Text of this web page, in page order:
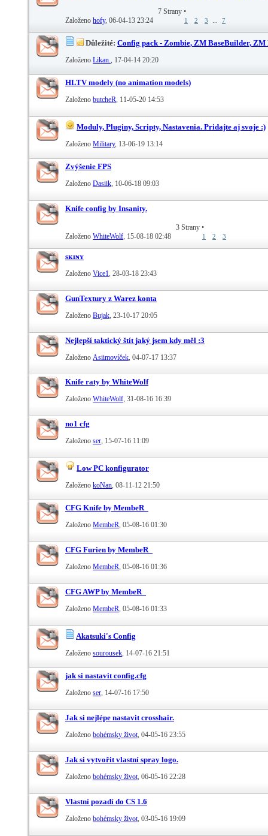
Založeno hofy‎, 06-04-13 23:24
7 Strany •
1 2 3 7
Důležité: Config pack - Zombie, ZM BaseBuilder,
Založeno Likan. ‎, 17-04-14 20:20
HLTV modely (no animation models)
Založeno butcheR ‎, 11-05-20 14:53
Moduly, Pluginy, Scripty, Nastavenia. Pridajte aj svoje :)
Založeno Military‎, 13-06-19 13:14
Zvýšenie FPS
Založeno Dasiik ‎, 10-06-18 09:03
Knife config by Insanity.
Založeno WhiteWolf ‎, 15-08-18 02:48
3 Strany •
1 2 3
sᴋɪɴʏ
Založeno Vice1 ‎, 28-03-18 23:43
GunTextury z Warez konta
Založeno Bujak ‎, 23-10-17 20:05
Nejlepší taktický štít jaký jsem kdy měl :3
Založeno Asiimovíček ‎, 04-07-17 13:37
Knife raty by WhiteWolf
Založeno WhiteWolf‎, 31-08-16 16:39
no1 cfg
Založeno ser‎, 15-07-16 11:09
Low PC konfigurator
Založeno koNan‎, 08-11-12 21:50
CFG Knife by MembeR_
Založeno MembeR‎, 05-08-16 01:30
CFG Furien by MembeR_
Založeno MembeR‎, 05-08-16 01:36
CFG AWP by MembeR_
Založeno MembeR‎, 05-08-16 01:33
Akatsuki's Config
Založeno sourousek‎, 14-07-16 21:51
jak si nastavit config.cfg
Založeno ser‎, 14-07-16 17:50
Jak si nejlépe nastavit crosshair.
Založeno bohémsky život‎, 04-05-16 23:55
Jak si vytvořit vlastní spray logo.
Založeno bohémsky život‎, 06-05-16 22:28
Vlastní pozadí do CS 1.6
Založeno bohémsky život‎, 03-05-16 19:09